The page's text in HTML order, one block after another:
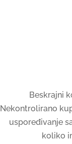
Beskrajni
Nekontrolirano
uspoređivanje
koliko